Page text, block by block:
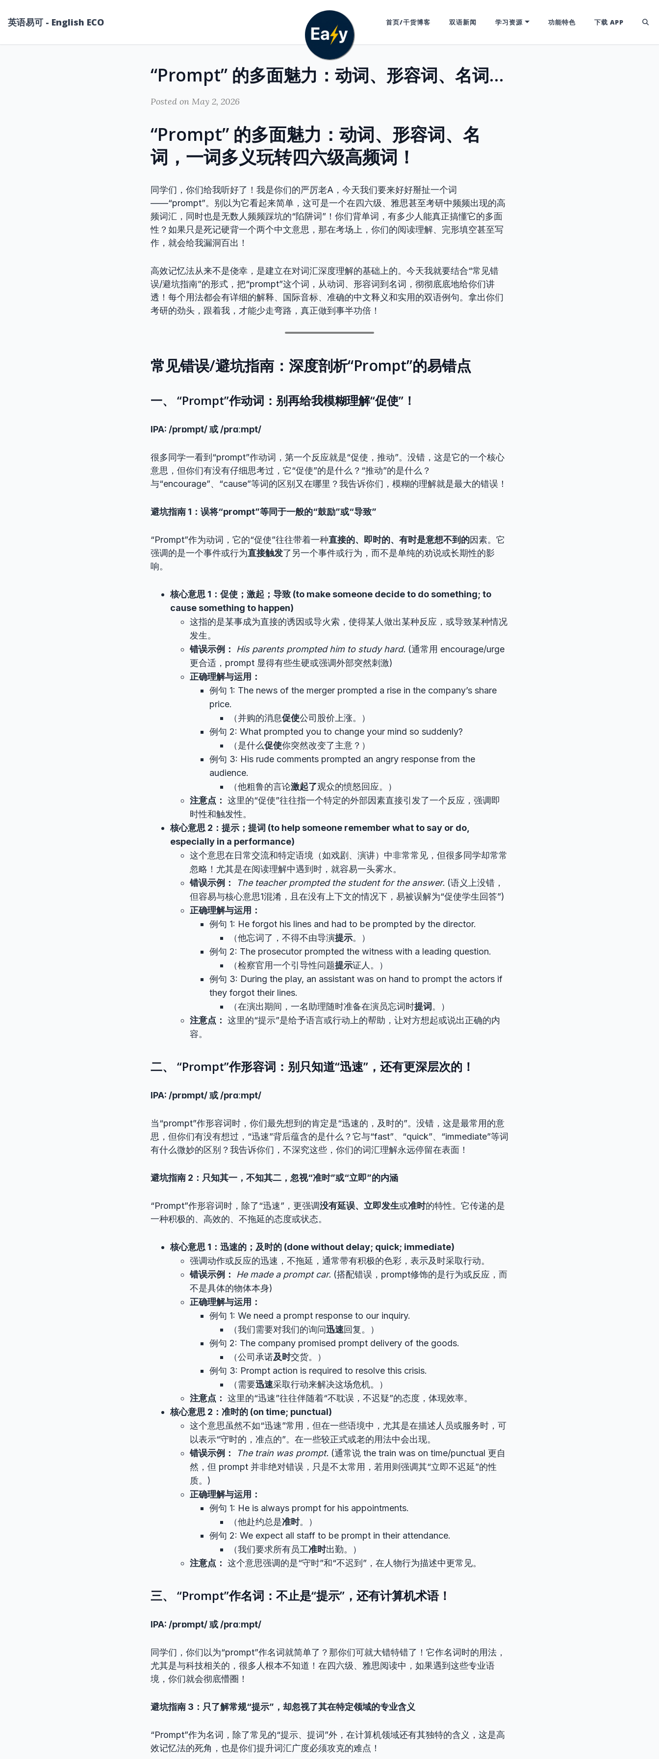
英语易可 - English ECO 首页/干货博客 双语新闻 学习资源 功能特色 下载 APP
“Prompt” 的多面魅力：动词、形容词、名词，一词多义玩转四六级高频词！
Posted on May 2, 2026
“Prompt” 的多面魅力：动词、形容词、名
词，一词多义玩转四六级高频词！
同学们，你们给我听好了！我是你们的严厉老A，今天我们要来好好掰扯一个词
——“prompt”。别以为它看起来简单，这可是一个在四六级、雅思甚至考研中频频出现的高
频词汇，同时也是无数人频频踩坑的“陷阱词”！你们背单词，有多少人能真正搞懂它的多面
性？如果只是死记硬背一个两个中文意思，那在考场上，你们的阅读理解、完形填空甚至写
作，就会给我漏洞百出！
高效记忆法从来不是侥幸，是建立在对词汇深度理解的基础上的。今天我就要结合“常见错
误/避坑指南”的形式，把“prompt”这个词，从动词、形容词到名词，彻彻底底地给你们讲
透！每个用法都会有详细的解释、国际音标、准确的中文释义和实用的双语例句。拿出你们
考研的劲头，跟着我，才能少走弯路，真正做到事半功倍！
常见错误/避坑指南：深度剖析“Prompt”的易错点
一、 “Prompt”作动词：别再给我模糊理解“促使”！
IPA: /prɒmpt/ 或 /prɑːmpt/
很多同学一看到“prompt”作动词，第一个反应就是“促使，推动”。没错，这是它的一个核心
意思，但你们有没有仔细思考过，它“促使”的是什么？“推动”的是什么？
与“encourage”、“cause”等词的区别又在哪里？我告诉你们，模糊的理解就是最大的错误！
避坑指南 1：误将“prompt”等同于一般的“鼓励”或“导致”
“Prompt”作为动词，它的“促使”往往带着一种直接的、即时的、有时是意想不到的因素。它
强调的是一个事件或行为直接触发了另一个事件或行为，而不是单纯的劝说或长期性的影
响。
核心意思 1：促使；激起；导致 (to make someone decide to do something; to
cause something to happen)
这指的是某事成为直接的诱因或导火索，使得某人做出某种反应，或导致某种情况
发生。
错误示例：
His parents prompted him to study hard. (通常用 encourage/urge
更合适，prompt 显得有些生硬或强调外部突然刺激)
正确理解与运用：
例句 1: The news of the merger prompted a rise in the company’s share
price.
（并购的消息促使公司股价上涨。）
例句 2: What prompted you to change your mind so suddenly?
（是什么促使你突然改变了主意？）
例句 3: His rude comments prompted an angry response from the
audience.
（他粗鲁的言论激起了观众的愤怒回应。）
注意点： 这里的“促使”往往指一个特定的外部因素直接引发了一个反应，强调即
时性和触发性。
核心意思 2：提示；提词 (to help someone remember what to say or do,
especially in a performance)
这个意思在日常交流和特定语境（如戏剧、演讲）中非常常见，但很多同学却常常
忽略！尤其是在阅读理解中遇到时，就容易一头雾水。
错误示例：
The teacher prompted the student for the answer. (语义上没错，
但容易与核心意思1混淆，且在没有上下文的情况下，易被误解为“促使学生回答”)
正确理解与运用：
例句 1: He forgot his lines and had to be prompted by the director.
（他忘词了，不得不由导演提示。）
例句 2: The prosecutor prompted the witness with a leading question.
（检察官用一个引导性问题提示证人。）
例句 3: During the play, an assistant was on hand to prompt the actors if
they forgot their lines.
（在演出期间，一名助理随时准备在演员忘词时提词。）
注意点： 这里的“提示”是给予语言或行动上的帮助，让对方想起或说出正确的内
容。
二、 “Prompt”作形容词：别只知道“迅速”，还有更深层次的！
IPA: /prɒmpt/ 或 /prɑːmpt/
当“prompt”作形容词时，你们最先想到的肯定是“迅速的，及时的”。没错，这是最常用的意
思，但你们有没有想过，“迅速”背后蕴含的是什么？它与“fast”、“quick”、“immediate”等词
有什么微妙的区别？我告诉你们，不深究这些，你们的词汇理解永远停留在表面！
避坑指南 2：只知其一，不知其二，忽视“准时”或“立即”的内涵
“Prompt”作形容词时，除了“迅速”，更强调没有延误、立即发生或准时的特性。它传递的是
一种积极的、高效的、不拖延的态度或状态。
核心意思 1：迅速的；及时的 (done without delay; quick; immediate)
强调动作或反应的迅速，不拖延，通常带有积极的色彩，表示及时采取行动。
错误示例：
He made a prompt car. (搭配错误，prompt修饰的是行为或反应，而
不是具体的物体本身)
正确理解与运用：
例句 1: We need a prompt response to our inquiry.
（我们需要对我们的询问迅速回复。）
例句 2: The company promised prompt delivery of the goods.
（公司承诺及时交货。）
例句 3: Prompt action is required to resolve this crisis.
（需要迅速采取行动来解决这场危机。）
注意点： 这里的“迅速”往往伴随着“不耽误，不迟疑”的态度，体现效率。
核心意思 2：准时的 (on time; punctual)
这个意思虽然不如“迅速”常用，但在一些语境中，尤其是在描述人员或服务时，可
以表示“守时的，准点的”。在一些较正式或老的用法中会出现。
错误示例：
The train was prompt. (通常说 the train was on time/punctual 更自
然，但 prompt 并非绝对错误，只是不太常用，若用则强调其“立即不迟延”的性
质。)
正确理解与运用：
例句 1: He is always prompt for his appointments.
（他赴约总是准时。）
例句 2: We expect all staff to be prompt in their attendance.
（我们要求所有员工准时出勤。）
注意点： 这个意思强调的是“守时”和“不迟到”，在人物行为描述中更常见。
三、 “Prompt”作名词：不止是“提示”，还有计算机术语！
IPA: /prɒmpt/ 或 /prɑːmpt/
同学们，你们以为“prompt”作名词就简单了？那你们可就大错特错了！它作名词时的用法，
尤其是与科技相关的，很多人根本不知道！在四六级、雅思阅读中，如果遇到这些专业语
境，你们就会彻底懵圈！
避坑指南 3：只了解常规“提示”，却忽视了其在特定领域的专业含义
“Prompt”作为名词，除了常见的“提示、提词”外，在计算机领域还有其独特的含义，这是高
效记忆法的死角，也是你们提升词汇广度必须攻克的难点！